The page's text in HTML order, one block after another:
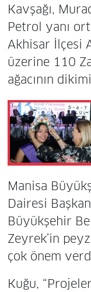
Kavşağı,
Petrol yanı
Akhisar İlçesi
üzerine 110
ağacının
Manisa
Dairesi
Büyükşehir
Zeyrek’in
çok önem
Kuğu,